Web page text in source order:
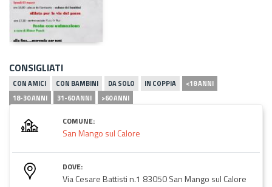
CONSIGLIATI
CON AMICI CON BAMBINI DA SOLO IN COPPIA
<18 ANNI
18-30 ANNI
31-60 ANNI >60 ANNI
COMUNE:
San Mango sul Calore
DOVE:
Via Cesare Battisti n.1 83050 San Mango sul Calore